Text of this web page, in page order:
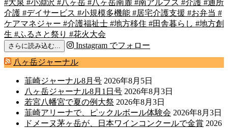
さらに読み込む...
Instagram でフォロー
八ヶ岳ジャーナル
韮崎ジャーナル8月号 2026年8月5日
八ヶ岳ジャーナル8月1日号 2026年8月3日
若宮八幡宮で夏の例大祭 2026年8月3日
韮崎アリーナで、ピックルボール体験会 2026年8月3日
ドメーヌ茅ヶ岳が、日本ワインコンクールで金賞 2026